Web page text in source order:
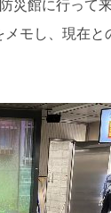
モし、現在